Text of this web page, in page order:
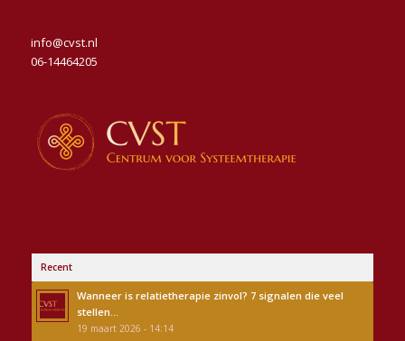
info@cvst.nl
06-14464205
Recent
Wanneer is relatietherapie zinvol? 7 signalen die veel
stellen...
19 maart 2026 - 14:14